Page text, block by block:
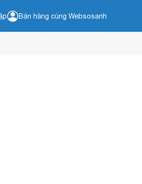
Bán hàng cùng Websosanh